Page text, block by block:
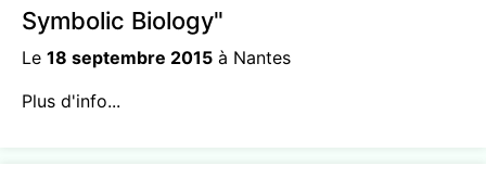
Symbolic Biology"
Le 18 septembre 2015 à Nantes
Plus d'info...